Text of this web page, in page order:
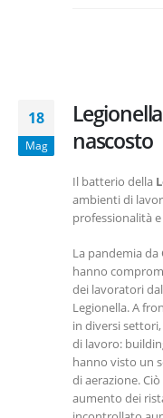
18
Mag
nascosto
Il batterio della
ambienti di
professionalità
La pandemia
hanno
dei lavoratori
Legionella. A
in diversi
di lavoro:
hanno visto un
di aerazione.
aumento dei